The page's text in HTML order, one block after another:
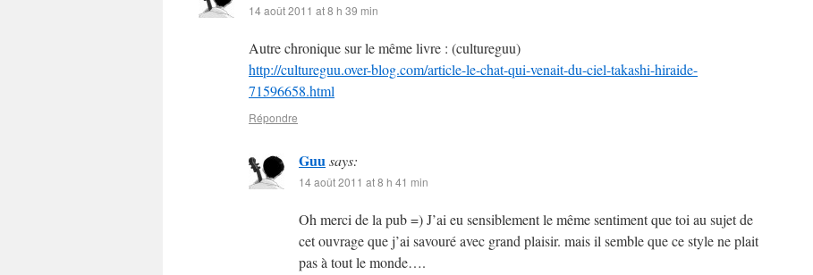
14 août 2011 at 8 h 39 min
Autre chronique sur le même livre : (cultureguu)
http://cultureguu.over-blog.com/article-le-chat-qui-venait-du-ciel-takashi-hiraide-
71596658.html
Répondre
Guusays:
14 août 2011 at 8 h 41 min
Oh merci de la pub =) J’ai eu sensiblement le même sentiment que toi au sujet de
cet ouvrage que j’ai savouré avec grand plaisir. mais il semble que ce style ne plait
pas à tout le monde….